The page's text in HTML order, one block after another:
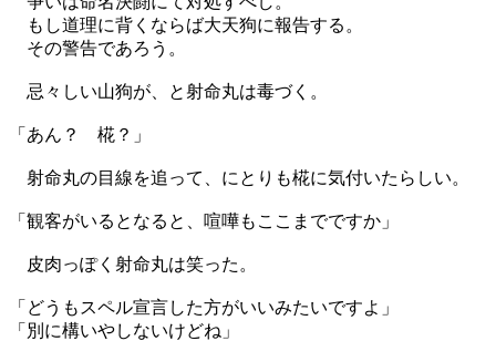
もし道理に背くならば大天狗に報告する。
その警告であろう。
忌々しい山狗が、と射命丸は毒づく。
「あん？ 椛？」
射命丸の目線を追って、にとりも椛に気付いたらしい。
「観客がいるとなると、喧嘩もここまでですか」
皮肉っぽく射命丸は笑った。
「どうもスペル宣言した方がいいみたいですよ」
「別に構いやしないけどね」